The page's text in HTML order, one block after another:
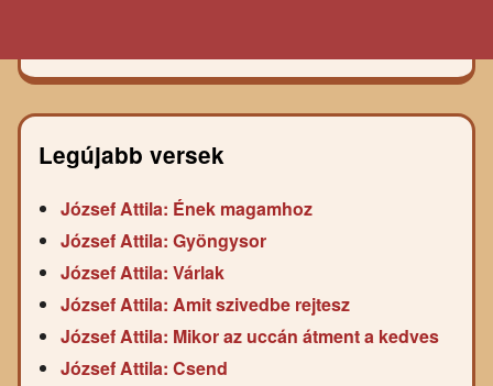
Legújabb versek
József Attila: Ének magamhoz
József Attila: Gyöngysor
József Attila: Várlak
József Attila: Amit szivedbe rejtesz
József Attila: Mikor az uccán átment a kedves
József Attila: Csend